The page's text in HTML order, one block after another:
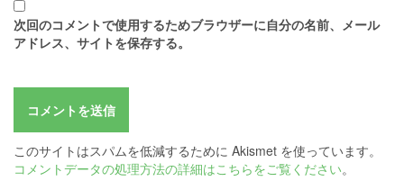
次回のコメントで使用するためブラウザーに自分の名前、メール
アドレス、サイトを保存する。
このサイトはスパムを低減するために Akismet を使っています。
コメントデータの処理方法の詳細はこちらをご覧ください。